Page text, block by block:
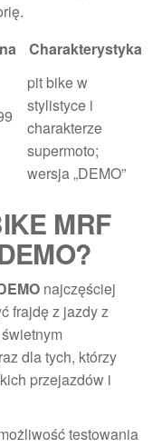
Charakterystyka
pit bike w
stylistyce i
charakterze
supermoto;
wersja „DEMO”
MRF
najczęściej
frajdę z jazdy z
dla tych, którzy
przejazdów i
testowania